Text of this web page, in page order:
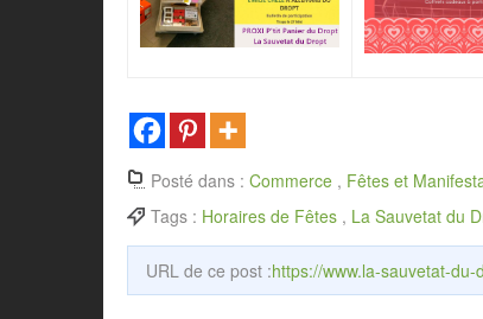
Posté dans : Commerce , Fêtes et
Tags : Horaires de Fêtes , La Sauvetat du
URL de ce post :https://www.la-sauvetat-